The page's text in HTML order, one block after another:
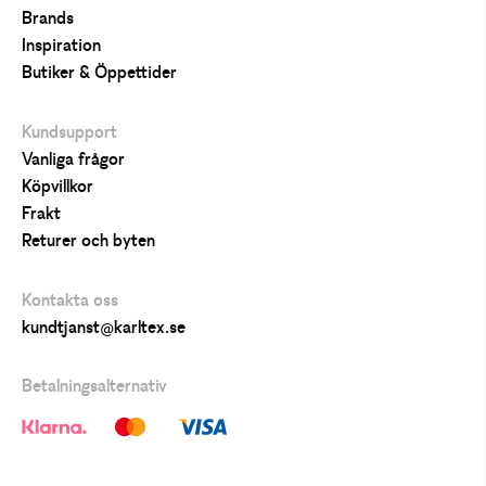
Brands
Inspiration
Butiker & Öppettider
Kundsupport
Vanliga frågor
Köpvillkor
Frakt
Returer och byten
Kontakta oss
kundtjanst@karltex.se
Betalningsalternativ